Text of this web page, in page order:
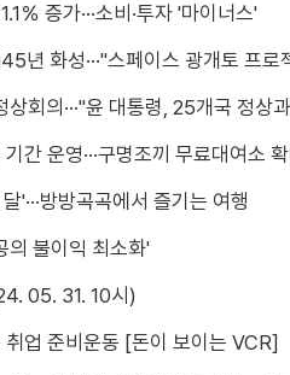
％ 증가···소비·투자 '마이너스'
년 화성···"스페이스 광개토 프로
회의···"윤 대통령, 25개국 정상
간 운영···구명조끼 무료대여소
'···방방곡곡에서 즐기는 여행
의 불이익 최소화'
05. 31. 10시)
취업 준비운동 [돈이 보이는 VCR]